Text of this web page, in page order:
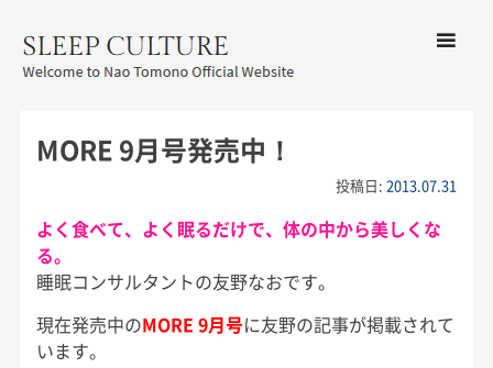
CULTURE
ー
ツへ移動
MORE 9月号発売中！
投稿日:2013.07.31
よく食べて、よく眠るだけで、体の中から美しくな
る。
睡眠コンサルタントの友野なおです。
現在発売中のMORE 9月号に友野の記事が掲載されて
います。